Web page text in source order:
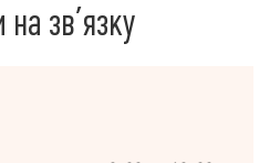
зв’язку